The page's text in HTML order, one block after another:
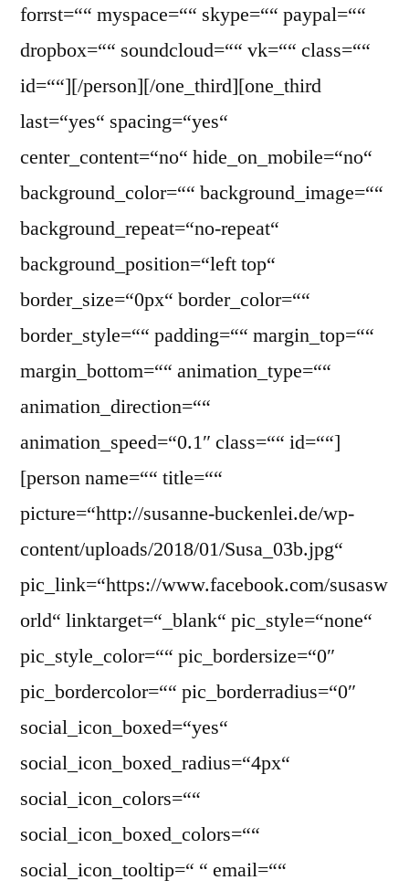
forrst=““ myspace=““ skype=““ paypal=““
dropbox=““ soundcloud=““ vk=““ class=““
id=““][/person][/one_third][one_third
last=“yes“ spacing=“yes“
center_content=“no“ hide_on_mobile=“no“
background_color=““ background_image=““
background_repeat=“no-repeat“
background_position=“left top“
border_size=“0px“ border_color=““
border_style=““ padding=““ margin_top=““
margin_bottom=““ animation_type=““
animation_direction=““
animation_speed=“0.1″ class=““ id=““]
[person name=““ title=““
picture=“http://susanne-buckenlei.de/wp-
content/uploads/2018/01/Susa_03b.jpg“
pic_link=“https://www.facebook.com/susasw
orld“ linktarget=“_blank“ pic_style=“none“
pic_style_color=““ pic_bordersize=“0″
pic_bordercolor=““ pic_borderradius=“0″
social_icon_boxed=“yes“
social_icon_boxed_radius=“4px“
social_icon_colors=““
social_icon_boxed_colors=““
social_icon_tooltip=“ “ email=““